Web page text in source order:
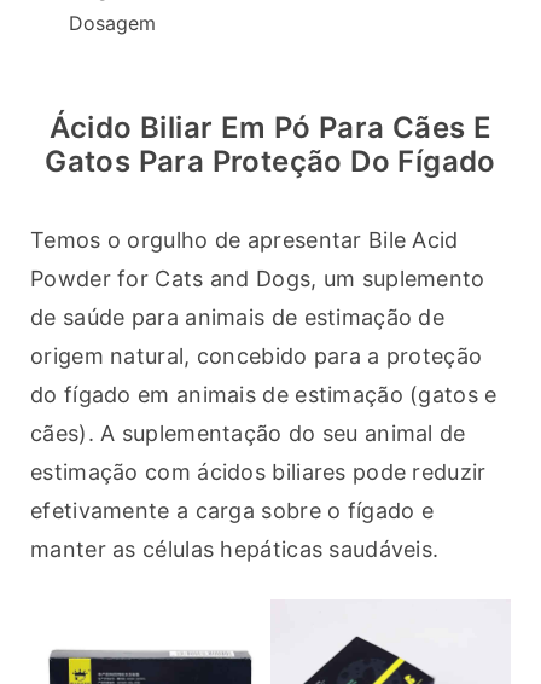
Dosagem
Ácido Biliar Em Pó Para Cães E
Gatos Para Proteção Do Fígado
Temos o orgulho de apresentar Bile Acid
Powder for Cats and Dogs, um suplemento
de saúde para animais de estimação de
origem natural, concebido para a proteção
do fígado em animais de estimação (gatos e
cães). A suplementação do seu animal de
estimação com ácidos biliares pode reduzir
efetivamente a carga sobre o fígado e
manter as células hepáticas saudáveis.